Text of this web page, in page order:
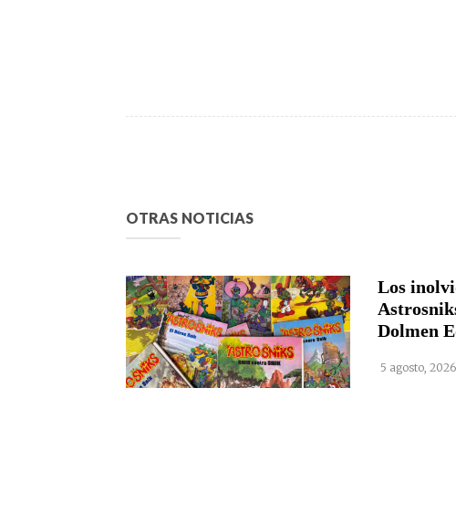
OTRAS NOTICIAS
Los
Dolmen
5 agosto, 2026